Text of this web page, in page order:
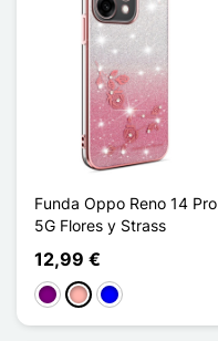
Funda Oppo Reno 14 Pro
5G Flores y Strass
12,99 €
PúrpuraOro rosa
Azul